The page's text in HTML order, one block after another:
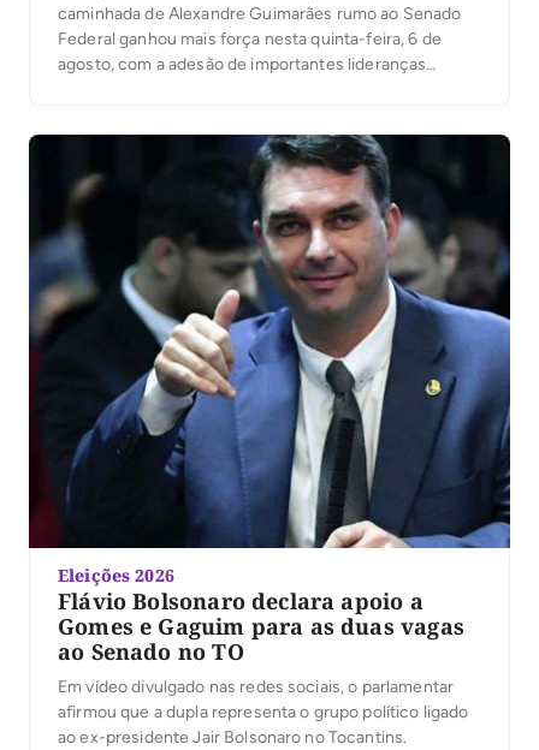
caminhada de Alexandre Guimarães rumo ao Senado
Federal ganhou mais força nesta quinta-feira, 6 de
agosto, com a adesão de importantes lideranças
Eleições 2026
Flávio Bolsonaro declara apoio a
Gomes e Gaguim para as duas vagas
ao Senado no TO
Em vídeo divulgado nas redes sociais, o parlamentar
afirmou que a dupla representa o grupo político ligado
ao ex-presidente Jair Bolsonaro no Tocantins.